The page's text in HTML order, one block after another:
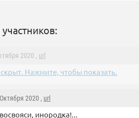
2020 , url
Нажмите, чтобы показать.
2020 , url
инородка!...